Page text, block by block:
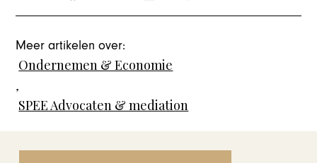
Meer artikelen over:
Ondernemen & Economie
,
SPEE Advocaten & mediation